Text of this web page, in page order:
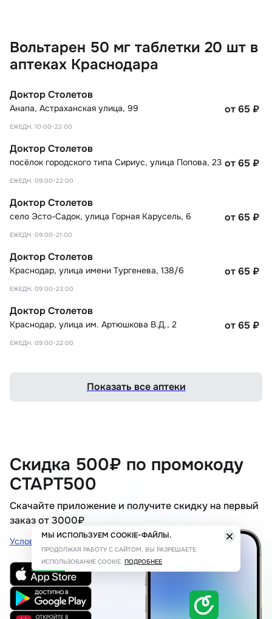
Вольтарен 50 мг таблетки 20 шт в
аптеках Краснодара
Доктор Столетов
Анапа, Астраханская улица, 99
ЕЖЕДН. 10:00-22:00
от 65 ₽
Доктор Столетов
посёлок городского типа Сириус, улица Попова, 23
ЕЖЕДН. 09:00-22:00
от 65 ₽
Доктор Столетов
село Эсто-Садок, улица Горная Карусель, 6
ЕЖЕДН. 09:00-21:00
от 65 ₽
Доктор Столетов
Краснодар, улица имени Тургенева, 138/6
ЕЖЕДН. 09:00-23:00
от 65 ₽
Доктор Столетов
Краснодар, улица им. Артюшкова В.Д., 2
ЕЖЕДН. 09:00-22:00
от 65 ₽
Показать все аптеки
Скидка 500₽ по промокоду
СТАРТ500
Скачайте приложение и получите скидку на первый
заказ от 3000₽
Условия акции
МЫ ИСПОЛЬЗУЕМ COOKIE-ФАЙЛЫ.
ПРОДОЛЖАЯ РАБОТУ С САЙТОМ, ВЫ РАЗРЕШАЕТЕ
ИСПОЛЬЗОВАНИЕ COOKIE. ПОДРОБНЕЕ